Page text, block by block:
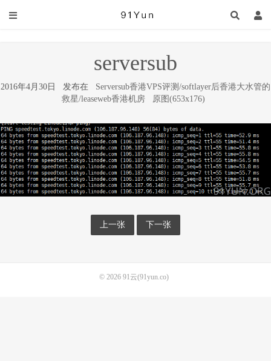
serversub
2016年4月30日 发布在 Serversub香港VPS评测/softlayer后香港大水管的
救星/leaseweb香港机房
原图(653x176)
上一张 下一张
© 2026 91云(91yun.co)